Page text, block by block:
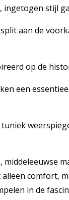
ingetogen stijl
aan de
op de
een
middeleeuwse
comfort,
in de